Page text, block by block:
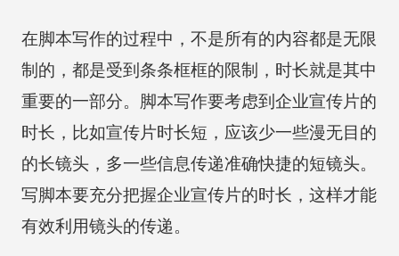
在脚本写作的过程中，不是所有的内容都是无限
制的，都是受到条条框框的限制，时长就是其中
重要的一部分。脚本写作要考虑到企业宣传片的
时长，比如宣传片时长短，应该少一些漫无目的
的长镜头，多一些信息传递准确快捷的短镜头。
写脚本要充分把握企业宣传片的时长，这样才能
有效利用镜头的传递。